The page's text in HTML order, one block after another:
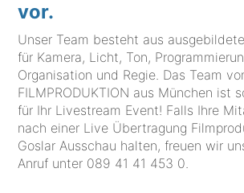
vor.
Unser Team besteht aus
für Kamera, Licht, Ton,
Organisation und Regie. Das Team
FILMPRODUKTION aus München ist
für Ihr Livestream Event! Falls Ihre
nach einer Live Übertragung
Goslar Ausschau halten, freuen wir
Anruf unter 089 41 41 453 0